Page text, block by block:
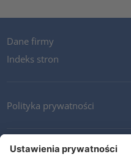
Dane firmy
Indeks stron
Polityka prywatności